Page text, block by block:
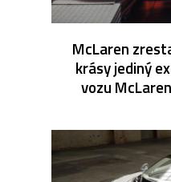
McLaren
krásy jediný
vozu